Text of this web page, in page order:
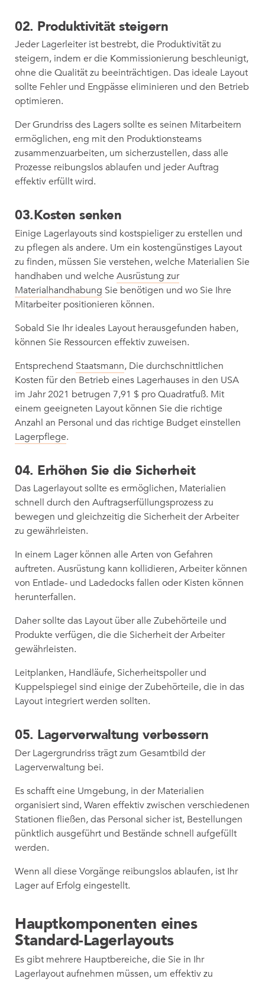
02. Produktivität steigern
Jeder Lagerleiter ist bestrebt, die Produktivität zu
steigern, indem er die Kommissionierung beschleunigt,
ohne die Qualität zu beeinträchtigen. Das ideale Layout
sollte Fehler und Engpässe eliminieren und den Betrieb
optimieren.
Der Grundriss des Lagers sollte es seinen Mitarbeitern
ermöglichen, eng mit den Produktionsteams
zusammenzuarbeiten, um sicherzustellen, dass alle
Prozesse reibungslos ablaufen und jeder Auftrag
effektiv erfüllt wird.
03.Kosten senken
Einige Lagerlayouts sind kostspieliger zu erstellen und
zu pflegen als andere. Um ein kostengünstiges Layout
zu finden, müssen Sie verstehen, welche Materialien Sie
handhaben und welche Ausrüstung zur
Materialhandhabung Sie benötigen und wo Sie Ihre
Mitarbeiter positionieren können.
Sobald Sie Ihr ideales Layout herausgefunden haben,
können Sie Ressourcen effektiv zuweisen.
Entsprechend Staatsmann, Die durchschnittlichen
Kosten für den Betrieb eines Lagerhauses in den USA
im Jahr 2021 betrugen 7,91 $ pro Quadratfuß. Mit
einem geeigneten Layout können Sie die richtige
Anzahl an Personal und das richtige Budget einstellen
Lagerpflege.
04. Erhöhen Sie die Sicherheit
Das Lagerlayout sollte es ermöglichen, Materialien
schnell durch den Auftragserfüllungsprozess zu
bewegen und gleichzeitig die Sicherheit der Arbeiter
zu gewährleisten.
In einem Lager können alle Arten von Gefahren
auftreten. Ausrüstung kann kollidieren, Arbeiter können
von Entlade- und Ladedocks fallen oder Kisten können
herunterfallen.
Daher sollte das Layout über alle Zubehörteile und
Produkte verfügen, die die Sicherheit der Arbeiter
gewährleisten.
Leitplanken, Handläufe, Sicherheitspoller und
Kuppelspiegel sind einige der Zubehörteile, die in das
Layout integriert werden sollten.
05. Lagerverwaltung verbessern
Der Lagergrundriss trägt zum Gesamtbild der
Lagerverwaltung bei.
Es schafft eine Umgebung, in der Materialien
organisiert sind, Waren effektiv zwischen verschiedenen
Stationen fließen, das Personal sicher ist, Bestellungen
pünktlich ausgeführt und Bestände schnell aufgefüllt
werden.
Wenn all diese Vorgänge reibungslos ablaufen, ist Ihr
Lager auf Erfolg eingestellt.
Hauptkomponenten eines
Standard-Lagerlayouts
Es gibt mehrere Hauptbereiche, die Sie in Ihr
Lagerlayout aufnehmen müssen, um effektiv zu